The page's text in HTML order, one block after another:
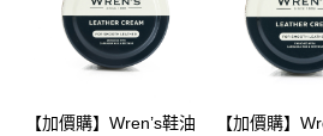
悠遊付
Google Pay
全盈+PAY
【加價購】Wren’s鞋油
【加價購】